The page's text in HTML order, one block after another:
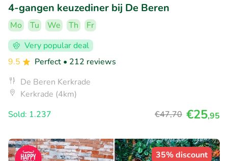
4-gangen keuzediner bij De Beren
Mo Tu We Th
Fr
Very popular deal
9.5
Perfect • 212 reviews
De Beren Kerkrade
Kerkrade (4km)
Sold: 1.237
€47,70 €25,95
35% discount